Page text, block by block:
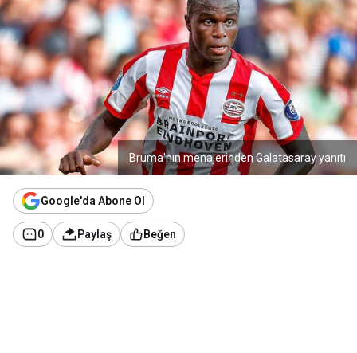
Bruma'nın menajerinden Galatasaray yanıtı
Google'da Abone Ol
0 Paylaş Beğen